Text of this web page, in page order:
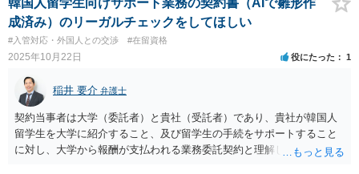
成済み）のリーガルチェックをしてほしい
#入管対応・外国人との交渉 #在留資格
2025年10月22日 役にたった 1
稲井 要介 弁護士
契約当事者は大学（委託者）と貴社（受託者）であり、貴社が韓国人
留学生を大学に紹介すること、及び留学生の手続をサポートすること
に対し、大学から報酬が支払われる業務委託契約と理解しました。 留